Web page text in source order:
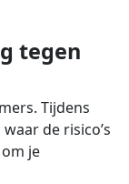
tegen
Tijdens
de risico’s
je